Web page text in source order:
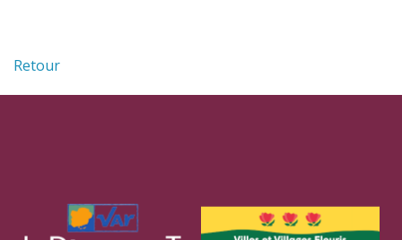
Retour